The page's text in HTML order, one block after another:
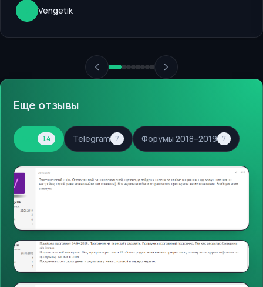
Vengetik
Еще отзывы
14 Telegram 7 Форумы 2018–2019 7
Форумы Открыть
Форумы Открыть